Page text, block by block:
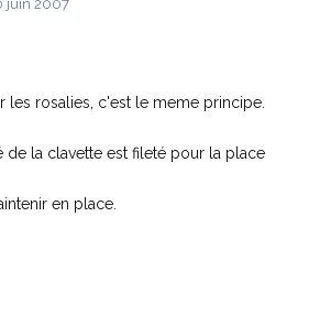
juin 2007
les rosalies, c'est le meme principe.
de la clavette est fileté pour la place
en place.